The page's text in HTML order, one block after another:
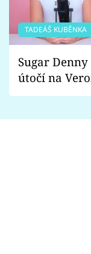
TADEÁŠ KUBĚNKA
Sugar
útočí na
Proč je